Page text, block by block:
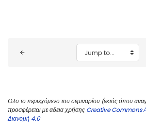
Jump to...
Όλο το περιεχόμενο του σεμιναρίου (εκτός όπου
προσφέρεται με αδεια χρήσης Creative Commons
Διανομή 4.0